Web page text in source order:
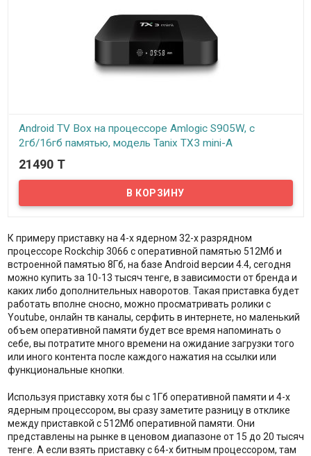
Android TV Box на процессоре Amlogic S905W, с
2гб/16гб памятью, модель Tanix TX3 mini-A
In stock
Встречайте новый TV бокс на OC Android - Tanix TX3 mini-A,
выполненный на процессоре Amlogic S905W. Несмотря на
приемлемую цену вы получите весьма приличную
Данное устройство обеспечит полный комфорт при просмотре
видео c Youtube даже в разрешение 4K (2160p), не говоря уже о
Full HD....
21490 T
К примеру приставку на 4-х ядерном 32-х разрядном
процессоре Rockchip 3066 с оперативной памятью 512Мб и
встроенной памятью 8Гб, на базе Android версии 4.4, сегодня
можно купить за 10-13 тысяч тенге, в зависимости от бренда и
каких либо дополнительных наворотов. Такая приставка будет
работать вполне сносно, можно просматривать ролики с
Youtube, онлайн тв каналы, серфить в интернете, но маленький
объем оперативной памяти будет все время напоминать о
себе, вы потратите много времени на ожидание загрузки того
или иного контента после каждого нажатия на ссылки или
функциональные кнопки.
Используя приставку хотя бы с 1Гб оперативной памяти и 4-х
ядерным процессором, вы сразу заметите разницу в отклике
между приставкой с 512Мб оперативной памяти. Они
представлены на рынке в ценовом диапазоне от 15 до 20 тысяч
тенге. А если взять приставку с 64-х битным процессором, там